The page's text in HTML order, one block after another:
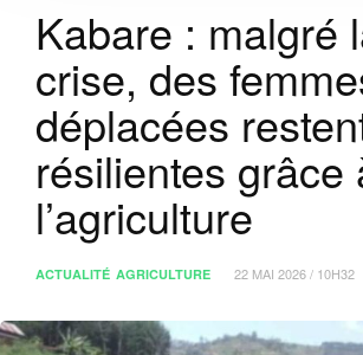
Kabare : malgré
crise, des
déplacées
résilientes grâce
l’agriculture
ACTUALITÉ AGRICULTURE 22 MAI 2026 / 10H32